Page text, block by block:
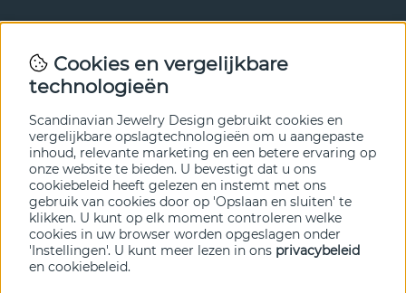
Met onze nieuwsbrief ben je als eerste op de hoogte van
nieuws en aanbiedingen. Meld je hieronder aan.
VERZENDEN
Cookies en vergelijkbare
technologieën
Scandinavian Jewelry Design gebruikt cookies en
vergelijkbare opslagtechnologieën om u aangepaste
inhoud, relevante marketing en een betere ervaring op
onze website te bieden. U bevestigt dat u ons
cookiebeleid heeft gelezen en instemt met ons
gebruik van cookies door op 'Opslaan en sluiten' te
klikken. U kunt op elk moment controleren welke
cookies in uw browser worden opgeslagen onder
'Instellingen'. U kunt meer lezen in ons privacybeleid
en cookiebeleid.